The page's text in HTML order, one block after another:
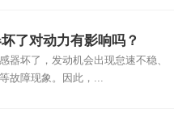
了对动力有影响吗？
器坏了，发动机会出现怠速不稳、
故障现象。因此，...